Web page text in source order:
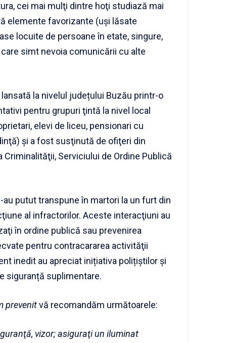
cei mai mulţi dintre hoţi studiază mai
elemente favorizante (uşi lăsate
locuite de persoane în etate, singure,
simt nevoia comunicării cu alte
la nivelul județului Buzău printr-o
pentru grupuri ţintă la nivel local
elevi de liceu, pensionari cu
şi a fost susţinută de ofiţeri din
Serviciului de Ordine Publică
putut transpune în martori la un furt din
al infractorilor. Aceste interacţiuni au
în ordine publică sau prevenirea
pentru contracararea activităţii
inedit au apreciat inițiativa polițiștilor și
siguranță suplimentare.
prevenitvă recomandăm următoarele:
vizor; asiguraţi un iluminat